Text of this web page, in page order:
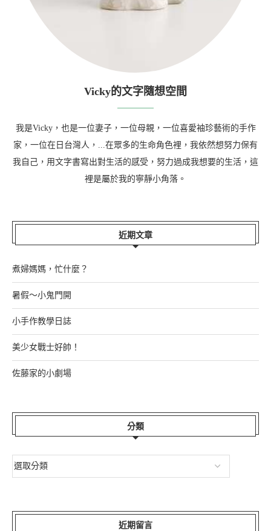
Vicky的文字隨想空間
我是Vicky，也是一位妻子，一位母親，一位喜愛袖珍藝術的手作
家，一位在日台灣人，...在眾多的生命角色裡，我依然想努力保有
我自己，用文字書寫出對生活的感受，努力過成我想要的生活，這
裡是屬於我的寧靜小角落。
近期文章
煮婦媽媽，忙什麼？
暑假～小鬼門開
小手作教學日誌
美少女戰士好帥！
佐藤家的小劇場
分類
近期留言